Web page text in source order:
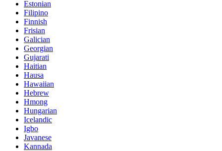
Estonian
Filipino
Finnish
Frisian
Galician
Georgian
Gujarati
Haitian
Hausa
Hawaiian
Hebrew
Hmong
Hungarian
Icelandic
Igbo
Javanese
Kannada